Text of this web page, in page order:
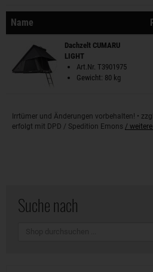
Name
Dachzelt CUMARU
LIGHT
Art.Nr. T3901975
Gewicht: 80 kg
Irrtümer und Änderungen vorbehalten! •
erfolgt mit DPD / Spedition Emons /
Suche nach